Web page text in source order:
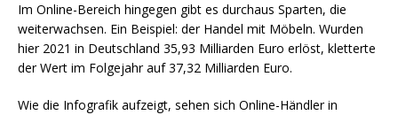
Im Online-Bereich hingegen gibt es durchaus Sparten, die
weiterwachsen. Ein Beispiel: der Handel mit Möbeln. Wurden
hier 2021 in Deutschland 35,93 Milliarden Euro erlöst, kletterte
der Wert im Folgejahr auf 37,32 Milliarden Euro.
Wie die Infografik aufzeigt, sehen sich Online-Händler in